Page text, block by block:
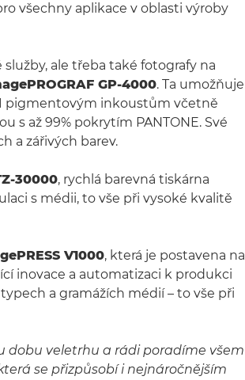
všechny aplikace v oblasti výroby
ale třeba také fotografy na
GP-4000. Ta umožňuje
pigmentovým inkoustům včetně
s až 99% pokrytím PANTONE. Své
a zářivých barev.
30000, rychlá barevná tiskárna
s médii, to vše při vysoké kvalitě
V1000, která je postavena na
inovace a automatizaci k produkci
a gramážích médií – to vše při
dobu veletrhu a rádi poradíme všem
se přizpůsobí i nejnáročnějším